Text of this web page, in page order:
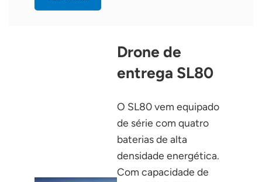
Drone de
entrega SL80
O SL80 vem equipado
de série com quatro
baterias de alta
densidade energética.
Com capacidade de